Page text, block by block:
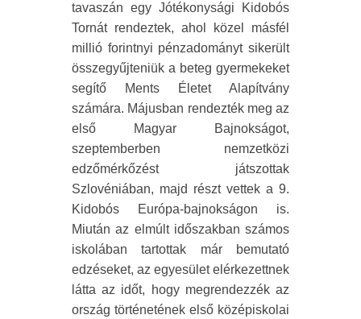
tavaszán egy Jótékonysági Kidobós
Tornát rendeztek, ahol közel másfél
millió forintnyi pénzadományt sikerült
összegyűjteniük a beteg gyermekeket
segítő Ments Életet Alapítvány
számára. Májusban rendezték meg az
első Magyar Bajnokságot,
szeptemberben nemzetközi
edzőmérkőzést játszottak
Szlovéniában, majd részt vettek a 9.
Kidobós Európa-bajnokságon is.
Miután az elmúlt időszakban számos
iskolában tartottak már bemutató
edzéseket, az egyesület elérkezettnek
látta az időt, hogy megrendezzék az
ország történetének első középiskolai